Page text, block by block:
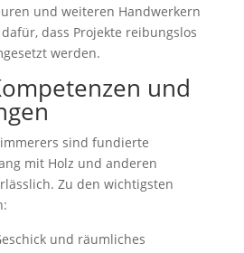
und weiteren Handwerkern
dass Projekte reibungslos
werden.
und
sind fundierte
mit Holz und anderen
Zu den wichtigsten
und räumliches